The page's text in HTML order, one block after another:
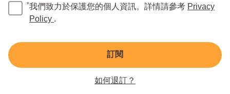
*我們致力於保護您的個人資訊。詳情請參考 Privacy
Policy .
訂閱
如何退訂？